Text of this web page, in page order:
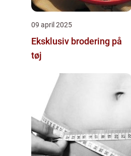
09 april 2025
Eksklusiv brodering på
tøj